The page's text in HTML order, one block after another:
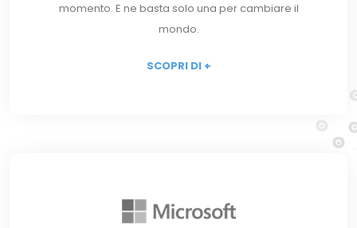
momento. E ne basta solo una per cambiare il
mondo.
SCOPRI DI +